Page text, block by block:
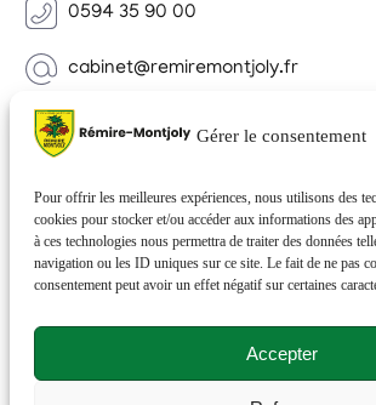
Gérer le consentement
Pour offrir les meilleures expériences, nous utilisons des
cookies pour stocker et/ou accéder aux informations des
à ces technologies nous permettra de traiter des données
navigation ou les ID uniques sur ce site. Le fait de ne pas
consentement peut avoir un effet négatif sur certaines
Accepter
0594 35 90 00
cabinet@remiremontjoly.fr
Newsletter
nouvelles de votre commune.